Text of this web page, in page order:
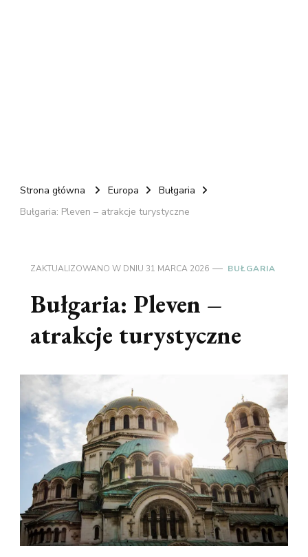
Strona główna Europa
Bułgaria
Bułgaria: Pleven – atrakcje turystyczne
ZAKTUALIZOWANO W DNIU 31 MARCA 2026 BUŁGARIA
Bułgaria: Pleven –
atrakcje turystyczne